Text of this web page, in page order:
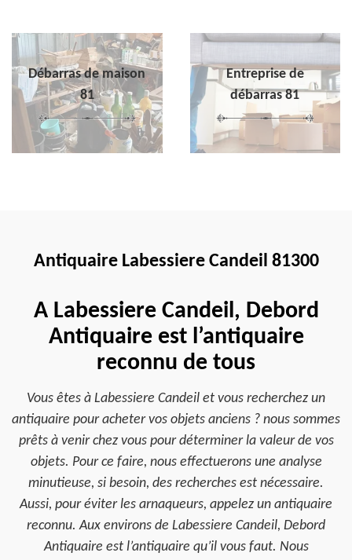
Débarras de maison
81
Entreprise de
débarras 81
Antiquaire Labessiere Candeil 81300
A Labessiere Candeil, Debord
Antiquaire est l’antiquaire
reconnu de tous
Vous êtes à Labessiere Candeil et vous recherchez un
antiquaire pour acheter vos objets anciens ? nous sommes
prêts à venir chez vous pour déterminer la valeur de vos
objets. Pour ce faire, nous effectuerons une analyse
minutieuse, si besoin, des recherches est nécessaire.
Aussi, pour éviter les arnaqueurs, appelez un antiquaire
reconnu. Aux environs de Labessiere Candeil, Debord
Antiquaire est l’antiquaire qu’il vous faut. Nous